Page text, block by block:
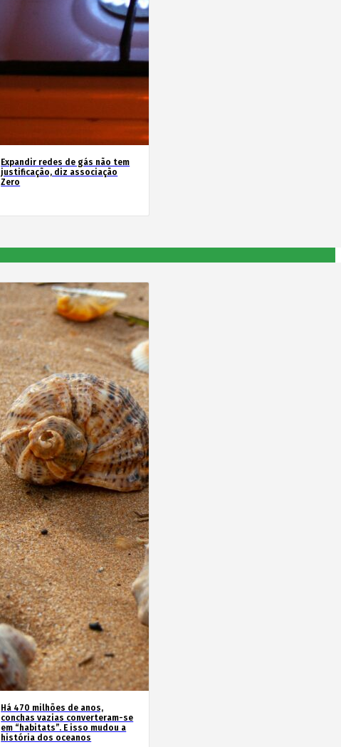
Expandir redes de gás não tem
justificação, diz associação
Zero
Há 470 milhões de anos,
conchas vazias converteram-se
em “habitats”. E isso mudou a
história dos oceanos